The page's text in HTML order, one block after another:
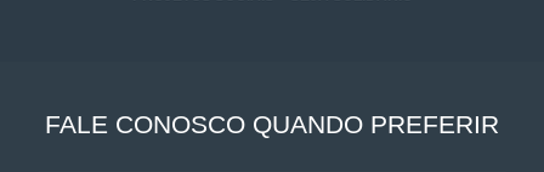
FALE CONOSCO QUANDO PREFERIR